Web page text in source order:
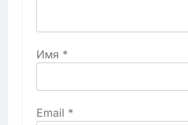
Имя *
Email *